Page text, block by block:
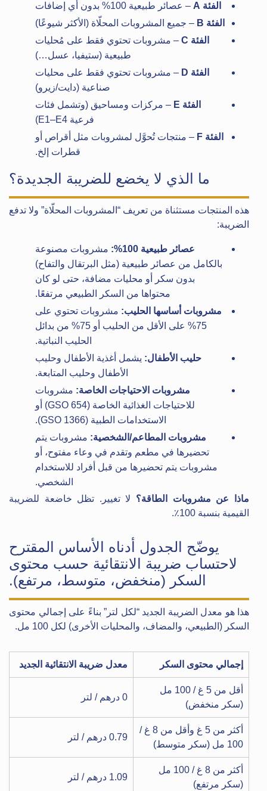
الفئة A
– عصائر طبيعية 100% بدون أي إضافات
الفئة B
– جميع المشروبات المحلّاة (الأكثر شيوعًا)
الفئة C
– مشروبات تحتوي فقط على مُحليات
طبيعية (ستيفيا، عسل…)
الفئة D
– مشروبات تحتوي فقط على محليات
صناعية (دايت/زيرو)
الفئة E
– مركزات ومساحيق (وتشمل فئات
فرعية E1–E4)
الفئة F
– منتجات تُحوَّل لمشروبات مثل أقراص أو
قطرات إلخ.
ما الذي لا يخضع للضريبة الجديدة؟
هذه المنتجات مستثناة من تعريف “المشروبات المحلّاة” ولا تدفع
الضريبة:
عصائر طبيعية 100%:
مشروبات مصنوعة
بالكامل من عصائر طبيعية (مثل البرتقال والتفاح)
بدون سكر أو محليات مضافة، حتى لو كان
محتواها من السكر الطبيعي مرتفعًا.
مشروبات أساسها الحليب: مشروبات تحتوي على
75% على الأقل من الحليب أو 75% من بدائل
الحليب النباتية.
حليب الأطفال: يشمل أغذية الأطفال وحليب
الأطفال وحليب المتابعة.
مشروبات الاحتياجات الخاصة: مشروبات
للاحتياجات الغذائية الخاصة (GSO 654) أو
الاستخدامات الطبية (GSO 1366).
مشروبات المطاعم/الشخصية: مشروبات يتم
تحضيرها في مطعم وتقدم في وعاء مفتوح، أو
مشروبات يتم تحضيرها من قبل أفراد للاستخدام
الشخصي.
ماذا عن مشروبات الطاقة؟ لا تغيير. تظل خاضعة للضريبة
القيمية بنسبة 100٪.
يوضّح الجدول أدناه الأساس المقترح
لاحتساب ضريبة الانتقائية حسب محتوى
السكر (منخفض، متوسط، مرتفع).
هذا هو معدل الضريبة الجديد “لكل لتر” بناءً على إجمالي محتوى
السكر (الطبيعي، والمضاف، والمحليات الأخرى) لكل 100 مل.
إجمالي محتوى السكر معدل ضريبة الانتقائية الجديد
أقل من 5 غ / 100 مل
(سكر منخفض)
0 درهم / لتر
أكثر من 5 غ وأقل من 8 غ /
100 مل (سكر متوسط)
0.79 درهم / لتر
أكثر من 8 غ / 100 مل
(سكر مرتفع)
1.09 درهم / لتر